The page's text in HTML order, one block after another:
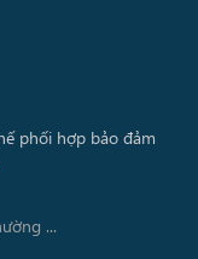
...